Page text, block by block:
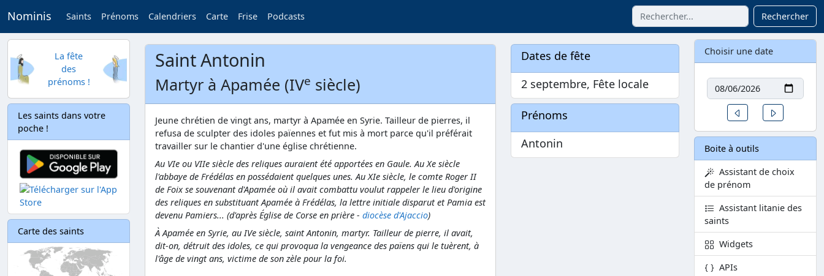
Nominis Saints Prénoms Calendriers Carte Frise Podcasts Rechercher
La fête
des
prénoms !
Les saints dans votre
poche !
Carte des saints
Saint Antonin
Martyr à Apamée (IVe siècle)
Jeune chrétien de vingt ans, martyr à Apamée en Syrie. Tailleur de pierres, il
refusa de sculpter des idoles païennes et fut mis à mort parce qu'il préférait
travailler sur le chantier d'une église chrétienne.
Au VIe ou VIIe siècle des reliques auraient été apportées en Gaule. Au Xe siècle
l'abbaye de Frédélas en possédaient quelques unes. Au XIe siècle, le comte Roger II
de Foix se souvenant d'Apamée où il avait combattu voulut rappeler le lieu d'origine
des reliques en substituant Apamée à Frédélas, la lettre initiale disparut et Pamia est
devenu Pamiers... (d'après Église de Corse en prière - diocèse d'Ajaccio)
À Apamée en Syrie, au IVe siècle, saint Antonin, martyr. Tailleur de pierre, il avait,
dit-on, détruit des idoles, ce qui provoqua la vengeance des païens qui le tuèrent, à
l'âge de vingt ans, victime de son zèle pour la foi.
Dates de fête
2 septembre, Fête locale
Prénoms
Antonin
Choisir une date
Date
Un jour avant
Boite à outils
Assistant de choix
de prénom
Assistant litanie des
saints
Widgets
APIs